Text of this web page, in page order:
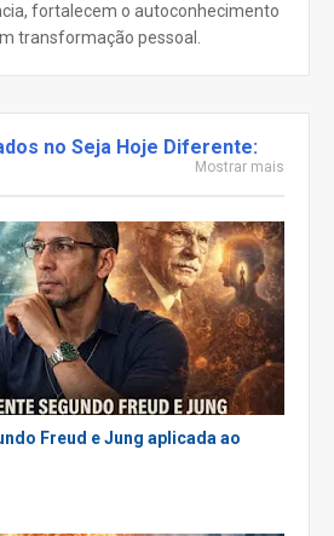
fortalecem o autoconhecimento
transformação pessoal.
no Seja Hoje Diferente:
Mostrar mais
Freud e Jung aplicada ao